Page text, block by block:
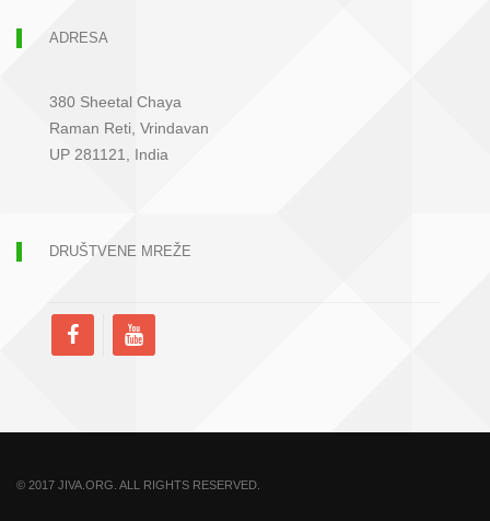
ADRESA
380 Sheetal Chaya
Raman Reti, Vrindavan
UP 281121, India
DRUŠTVENE MREŽE
© 2017 JIVA.ORG. ALL RIGHTS RESERVED.